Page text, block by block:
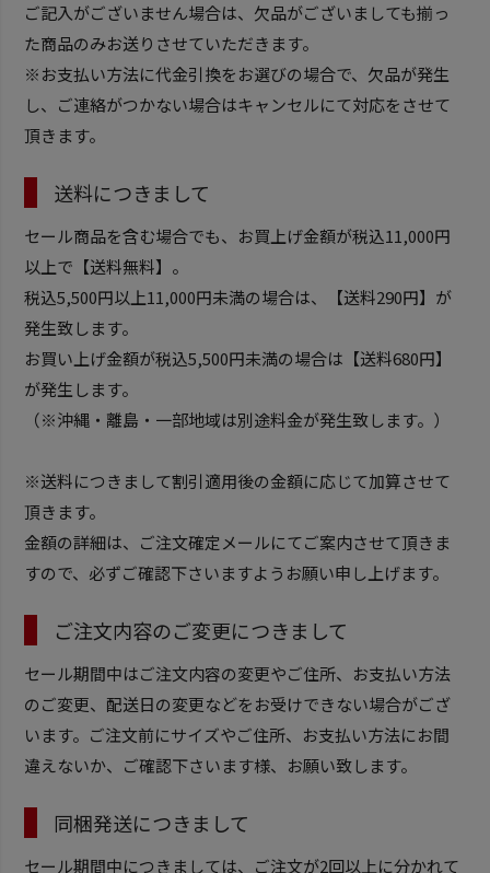
ご記入がございません場合は、欠品がございましても揃っ
た商品のみお送りさせていただきます。
※お支払い方法に代金引換をお選びの場合で、欠品が発生
し、ご連絡がつかない場合はキャンセルにて対応をさせて
頂きます。
送料につきまして
セール商品を含む場合でも、お買上げ金額が税込11,000円
以上で【送料無料】。
税込5,500円以上11,000円未満の場合は、【送料290円】が
発生致します。
お買い上げ金額が税込5,500円未満の場合は【送料680円】
が発生します。
（※沖縄・離島・一部地域は別途料金が発生致します。）
※送料につきまして割引適用後の金額に応じて加算させて
頂きます。
金額の詳細は、ご注文確定メールにてご案内させて頂きま
すので、必ずご確認下さいますようお願い申し上げます。
ご注文内容のご変更につきまして
セール期間中はご注文内容の変更やご住所、お支払い方法
のご変更、配送日の変更などをお受けできない場合がござ
います。ご注文前にサイズやご住所、お支払い方法にお間
違えないか、ご確認下さいます様、お願い致します。
同梱発送につきまして
セール期間中につきましては、ご注文が2回以上に分かれて